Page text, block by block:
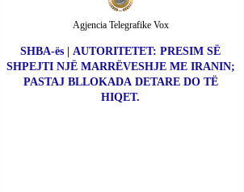
SHBA-ës | AUTORITETET: PRESIM SË
SHPEJTI NJË MARRËVESHJE ME IRANIN;
PASTAJ BLLOKADA DETARE DO TË
HIQET.
Agjencia Telegrafike Vox